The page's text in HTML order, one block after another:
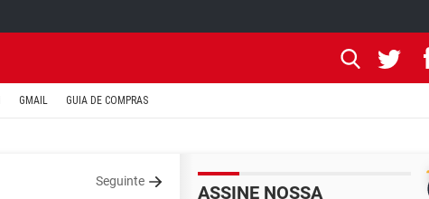
GMAIL GUIA DE COMPRAS
Seguinte
ASSINE NOSSA